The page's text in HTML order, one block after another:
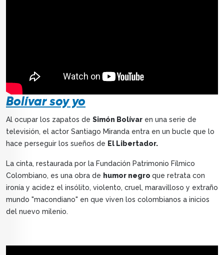
Bolívar soy yo
Al ocupar los zapatos de Simón Bolívar en una serie de
televisión, el actor Santiago Miranda entra en un bucle que lo
hace perseguir los sueños de El Libertador.
La cinta, restaurada por la Fundación Patrimonio Fílmico
Colombiano, es una obra de humor negro que retrata con
ironía y acidez el insólito, violento, cruel, maravilloso y extraño
mundo "macondiano" en que viven los colombianos a inicios
del nuevo milenio.